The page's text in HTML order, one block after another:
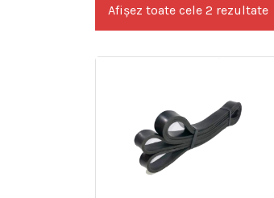
Afișez toate cele 2 rezultate